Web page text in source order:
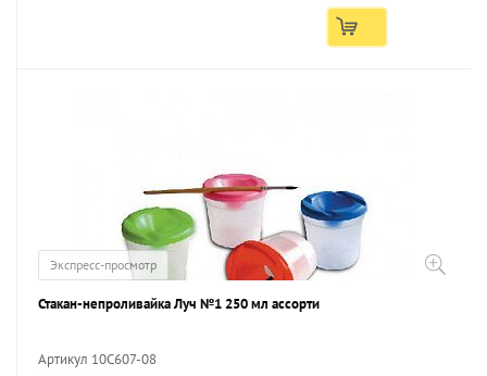
Экспресс-просмотр
Стакан-непроливайка Луч №1 250 мл ассорти
Артикул 10С607-08